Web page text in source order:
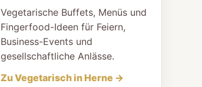
Vegetarische Buffets, Menüs und
Fingerfood-Ideen für Feiern,
Business-Events und
gesellschaftliche Anlässe.
Zu Vegetarisch in Herne →